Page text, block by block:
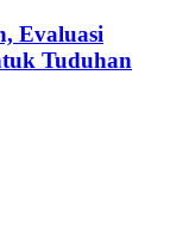
Evaluasi
Tuduhan